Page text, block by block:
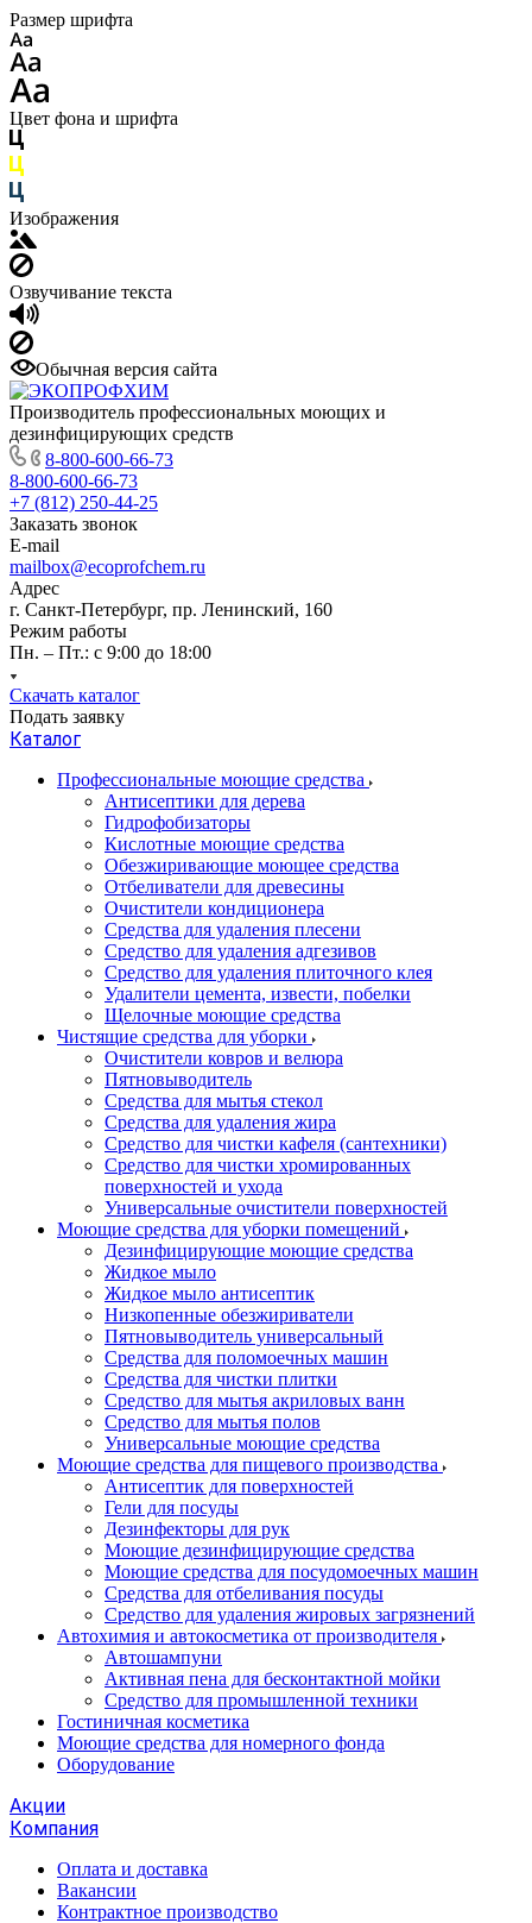
Размер шрифта
Цвет фона и шрифта
Изображения
Озвучивание текста
Обычная версия сайта
Производитель профессиональных моющих и
дезинфицирующих средств
8-800-600-66-73
8-800-600-66-73
+7 (812) 250-44-25
Заказать звонок
E-mail
mailbox@ecoprofchem.ru
Адрес
г. Санкт-Петербург, пр. Ленинский, 160
Режим работы
Пн. – Пт.: с 9:00 до 18:00
Скачать каталог
Подать заявку
Каталог
Профессиональные моющие средства
Антисептики для дерева
Гидрофобизаторы
Кислотные моющие средства
Обезжиривающие моющее средства
Отбеливатели для древесины
Очистители кондиционера
Средства для удаления плесени
Средство для удаления адгезивов
Средство для удаления плиточного клея
Удалители цемента, извести, побелки
Щелочные моющие средства
Чистящие средства для уборки
Очистители ковров и велюра
Пятновыводитель
Средства для мытья стекол
Средства для удаления жира
Средство для чистки кафеля (сантехники)
Средство для чистки хромированных
поверхностей и ухода
Универсальные очистители поверхностей
Моющие средства для уборки помещений
Дезинфицирующие моющие средства
Жидкое мыло
Жидкое мыло антисептик
Низкопенные обезжириватели
Пятновыводитель универсальный
Средства для поломоечных машин
Средства для чистки плитки
Средство для мытья акриловых ванн
Средство для мытья полов
Универсальные моющие средства
Моющие средства для пищевого производства
Антисептик для поверхностей
Гели для посуды
Дезинфекторы для рук
Моющие дезинфицирующие средства
Моющие средства для посудомоечных машин
Средства для отбеливания посуды
Средство для удаления жировых загрязнений
Автохимия и автокосметика от производителя
Автошампуни
Активная пена для бесконтактной мойки
Средство для промышленной техники
Гостиничная косметика
Моющие средства для номерного фонда
Оборудование
Акции
Компания
Оплата и доставка
Вакансии
Контрактное производство